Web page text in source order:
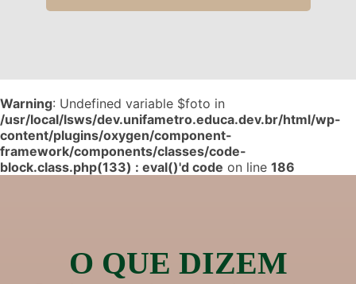
Warning: Undefined variable $foto in
/usr/local/lsws/dev.unifametro.educa.dev.br/html/wp-
content/plugins/oxygen/component-
framework/components/classes/code-
block.class.php(133) : eval()'d code on line 186
O QUE DIZEM